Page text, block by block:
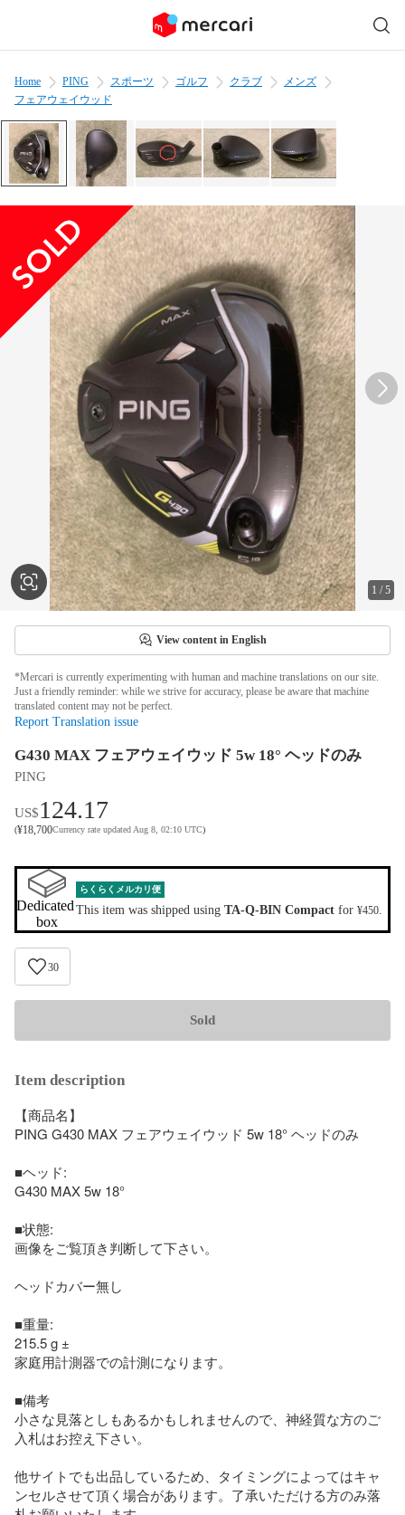
Home PING スポーツ ゴルフ クラブ
メンズ
フェアウェイウッド
1 /5
View content in English
*Mercari is currently experimenting with human and machine translations on our site.
Just a friendly reminder: while we strive for accuracy, please be aware that machine
translated content may not be perfect.
Report Translation issue
G430 MAX フェアウェイウッド 5w 18° ヘッドのみ
PING
US$124.17
(¥18,700Currency rate updated Aug 8, 02:10 UTC)
Dedicated
box
らくらくメルカリ便
This item was shipped using TA-Q-BIN Compact for ¥450.
30
Sold
Item description
【商品名】
PING G430 MAX フェアウェイウッド 5w 18° ヘッドのみ
■ヘッド:
G430 MAX 5w 18°
■状態:
画像をご覧頂き判断して下さい。
ヘッドカバー無し
■重量:
215.5 g ±
家庭用計測器での計測になります。
■備考
小さな見落としもあるかもしれませんので、神経質な方のご
入札はお控え下さい。
他サイトでも出品しているため、タイミングによってはキャ
ンセルさせて頂く場合があります。了承いただける方のみ落